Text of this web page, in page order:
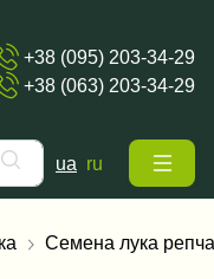
+38 (095) 203-34-29
+38 (063) 203-34-29
ua ru
Семена лука